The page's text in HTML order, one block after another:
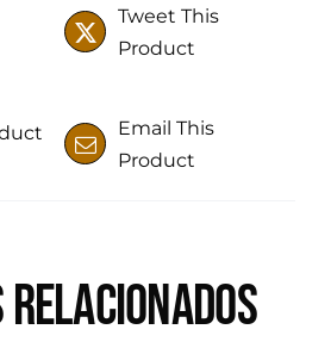
Tweet This
Product
Email This
Product
relacionados